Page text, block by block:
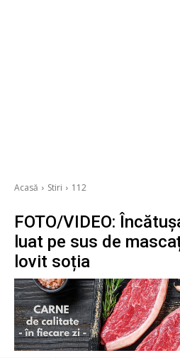
Acasă Stiri 112
FOTO/VIDEO:
luat pe sus de
lovit soția